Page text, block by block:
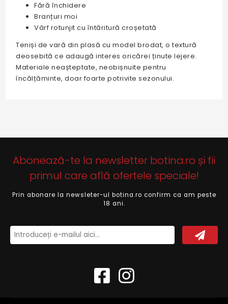
Fără închidere
Branțuri moi
Vârf rotunjit cu întăritură croșetată
Teniși de vară din plasă cu model brodat, o textură
deosebită ce adaugă interes oricărei ținute lejere.
Materiale neașteptate, neobișnuite pentru
încălțăminte, doar foarte potrivite sezonului.
Abonează-te la newsletter botina.ro și fii
primul care află ofertele speciale!
Prin abonare la newsleter-ul botina.ro confirm ca am peste
18 ani.